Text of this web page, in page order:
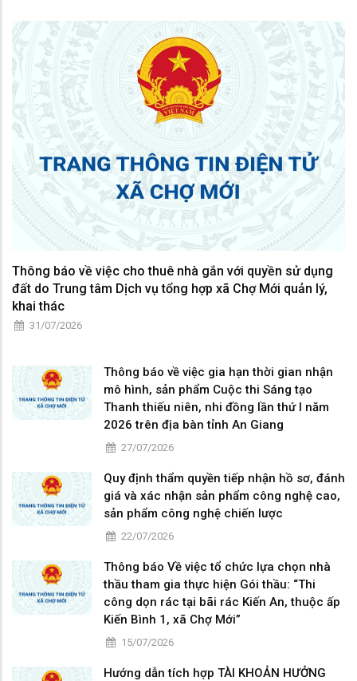
Thông báo về việc cho thuê nhà gắn với quyền sử dụng
đất do Trung tâm Dịch vụ tổng hợp xã Chợ Mới quản lý,
khai thác
31/07/2026
Thông báo về việc gia hạn thời gian nhận
mô hình, sản phẩm Cuộc thi Sáng tạo
Thanh thiếu niên, nhi đồng lần thứ I năm
2026 trên địa bàn tỉnh An Giang
27/07/2026
Quy định thẩm quyền tiếp nhận hồ sơ, đánh
giá và xác nhận sản phẩm công nghệ cao,
sản phẩm công nghệ chiến lược
22/07/2026
Thông báo Về việc tổ chức lựa chọn nhà
thầu tham gia thực hiện Gói thầu: “Thi
công dọn rác tại bãi rác Kiến An, thuộc ấp
Kiến Bình 1, xã Chợ Mới”
15/07/2026
Hướng dẫn tích hợp TÀI KHOẢN HƯỞNG